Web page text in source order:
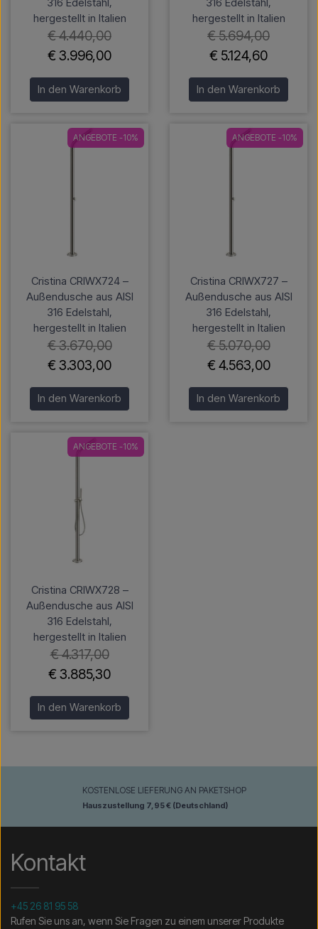
hergestellt in Italien
€ 4.440,00
€ 3.996,00
In den Warenkorb
hergestellt in Italien
€ 5.694,00
€ 5.124,60
In den Warenkorb
ANGEBOTE -10%
Cristina CRIWX724 –
Außendusche aus AISI
316 Edelstahl,
hergestellt in Italien
€ 3.670,00
€ 3.303,00
In den Warenkorb
ANGEBOTE -10%
Cristina CRIWX727 –
Außendusche aus AISI
316 Edelstahl,
hergestellt in Italien
€ 5.070,00
€ 4.563,00
In den Warenkorb
ANGEBOTE -10%
Cristina CRIWX728 –
Außendusche aus AISI
316 Edelstahl,
hergestellt in Italien
€ 4.317,00
€ 3.885,30
In den Warenkorb
KOSTENLOSE LIEFERUNG AN PAKETSHOP
Hauszustellung 7,95 € (Deutschland)
Kontakt
+45 26 81 95 58
Rufen Sie uns an, wenn Sie Fragen zu einem unserer Produkte